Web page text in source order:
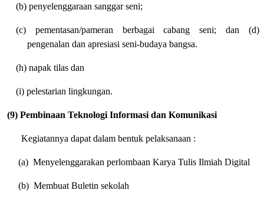
(b) penyelenggaraan sanggar seni;
(c) pementasan/pameran berbagai cabang seni; dan (d)
pengenalan dan apresiasi seni-budaya bangsa.
(h) napak tilas dan
(i) pelestarian lingkungan.
(9) Pembinaan Teknologi Informasi dan Komunikasi
Kegiatannya dapat dalam bentuk pelaksanaan :
(a) Menyelenggarakan perlombaan Karya Tulis Ilmiah Digital
(b) Membuat Buletin sekolah